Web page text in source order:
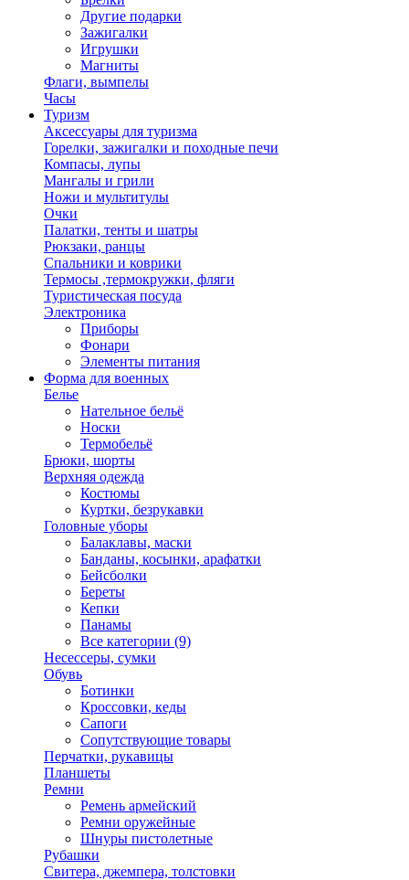
Другие подарки
Зажигалки
Игрушки
Магниты
Флаги, вымпелы
Часы
Туризм
Аксессуары для туризма
Горелки, зажигалки и походные печи
Компасы, лупы
Мангалы и грили
Ножи и мультитулы
Очки
Палатки, тенты и шатры
Рюкзаки, ранцы
Спальники и коврики
Термосы ,термокружки, фляги
Туристическая посуда
Электроника
Приборы
Фонари
Элементы питания
Форма для военных
Белье
Нательное бельё
Носки
Термобельё
Брюки, шорты
Верхняя одежда
Костюмы
Куртки, безрукавки
Головные уборы
Балаклавы, маски
Банданы, косынки, арафатки
Бейсболки
Береты
Кепки
Панамы
Все категории (9)
Несессеры, сумки
Обувь
Ботинки
Кроссовки, кеды
Сапоги
Сопутствующие товары
Перчатки, рукавицы
Планшеты
Ремни
Ремень армейский
Ремни оружейные
Шнуры пистолетные
Рубашки
Свитера, джемпера, толстовки